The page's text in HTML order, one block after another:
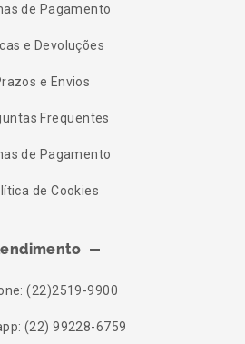
de Pagamento
e Devoluções
e Envios
Frequentes
de Pagamento
de Cookies
(22)2519-9900
(22) 99228-6759